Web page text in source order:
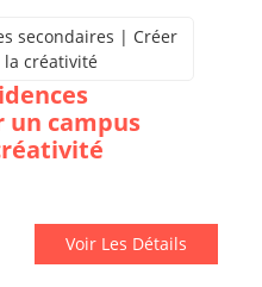
un campus
Voir Les Détails